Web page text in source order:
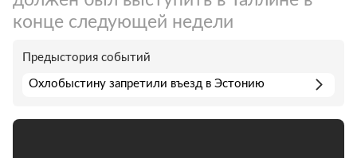
конце следующей недели
Предыстория событий
Охлобыстину запретили въезд в Эстонию